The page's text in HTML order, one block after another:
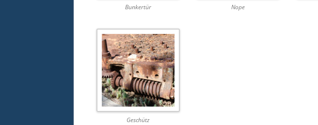
Bunkertür Nope
Geschütz